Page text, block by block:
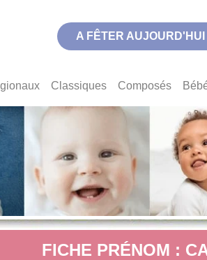
A FÊTER AUJOURD'HUI
Classiques Composés
FICHE PRÉNOM :